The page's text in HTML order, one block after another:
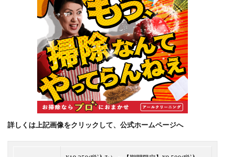
詳しくは上記画像をクリックして、公式ホームページへ